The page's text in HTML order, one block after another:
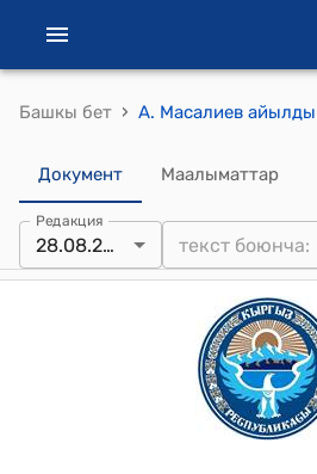
Башкы бет ›
Документ Маалыматтар
Редакция
28.08.2017